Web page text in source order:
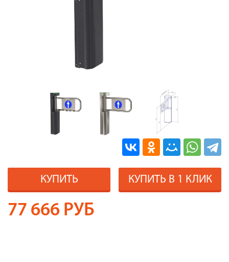
КУПИТЬ КУПИТЬ В 1 КЛИК
77 666 РУБ